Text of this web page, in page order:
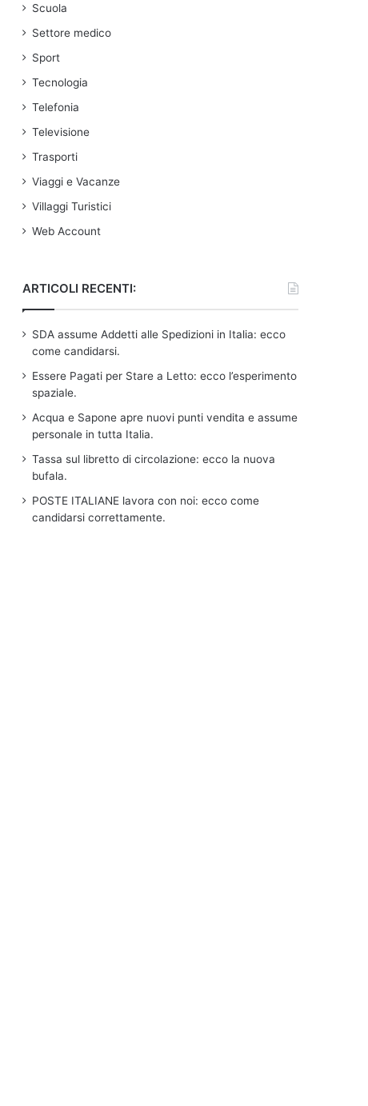
Scuola
Settore medico
Sport
Tecnologia
Telefonia
Televisione
Trasporti
Viaggi e Vacanze
Villaggi Turistici
Web Account
ARTICOLI RECENTI:
SDA assume Addetti alle Spedizioni in Italia: ecco
come candidarsi.
Essere Pagati per Stare a Letto: ecco l’esperimento
spaziale.
Acqua e Sapone apre nuovi punti vendita e assume
personale in tutta Italia.
Tassa sul libretto di circolazione: ecco la nuova
bufala.
POSTE ITALIANE lavora con noi: ecco come
candidarsi correttamente.